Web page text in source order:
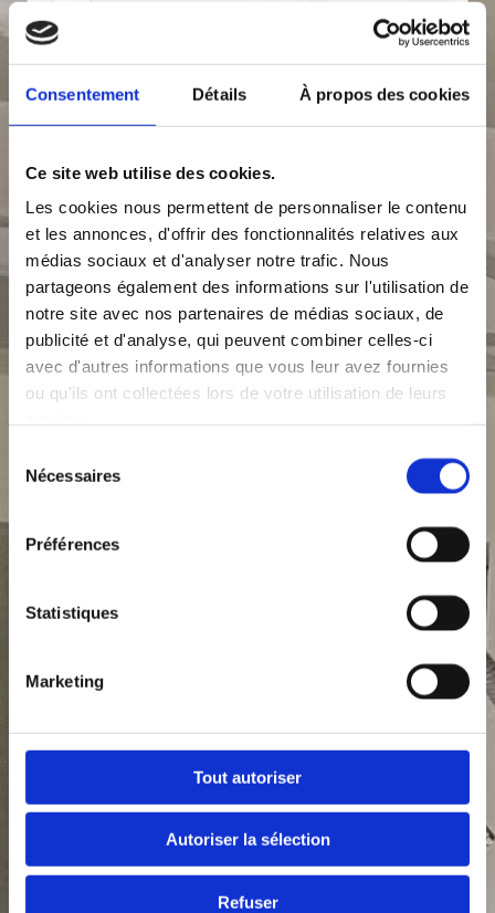
Consentement Détails À propos des cookies
Ce site web utilise des cookies.
Les cookies nous permettent de personnaliser le contenu
et les annonces, d'offrir des fonctionnalités relatives aux
médias sociaux et d'analyser notre trafic. Nous
partageons également des informations sur l'utilisation de
notre site avec nos partenaires de médias sociaux, de
publicité et d'analyse, qui peuvent combiner celles-ci
avec d'autres informations que vous leur avez fournies
ou qu'ils ont collectées lors de votre utilisation de leurs
Nécessaires
Préférences
Statistiques
Marketing
Tout autoriser
Autoriser la sélection
Refuser
pose de revêtements en Derbigum® et
EPDM ;
installation de Velux®, fenêtres de toit
et coupoles ;
isolation de façade ;
bardage et revêtements de façade ;
aménagement de combles et de grenier
;
etc...